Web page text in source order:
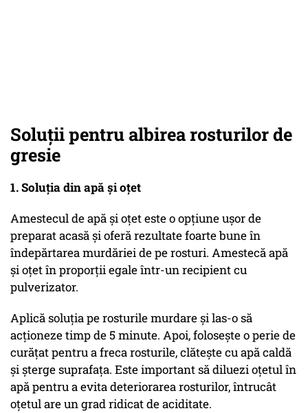
Soluții pentru albirea rosturilor de
gresie
1. Soluția din apă și oțet
Amestecul de apă și oțet este o opțiune ușor de
preparat acasă și oferă rezultate foarte bune în
îndepărtarea murdăriei de pe rosturi. Amestecă apă
și oțet în proporții egale într-un recipient cu
pulverizator.
Aplică soluția pe rosturile murdare și las-o să
acționeze timp de 5 minute. Apoi, folosește o perie de
curățat pentru a freca rosturile, clătește cu apă caldă
și șterge suprafața. Este important să diluezi oțetul în
apă pentru a evita deteriorarea rosturilor, întrucât
oțetul are un grad ridicat de aciditate.